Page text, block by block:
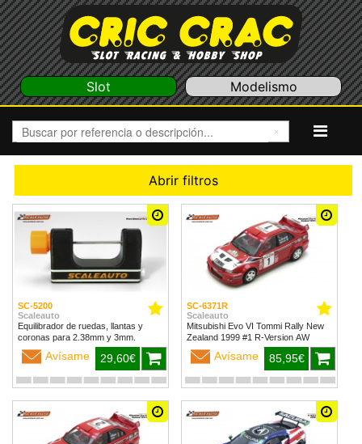
Slot Modelismo
Abrir filtros
SC-5200
Scaleauto
Equilibrador de ruedas, llantas y
coronas para 2.38mm y 3mm.
Avísame 29,60€
SC-6371R
Scaleauto
Mitsubishi Evo VI Tommi Rally New
Zealand 1999 #1 R-Version AW
Avísame 85,95€